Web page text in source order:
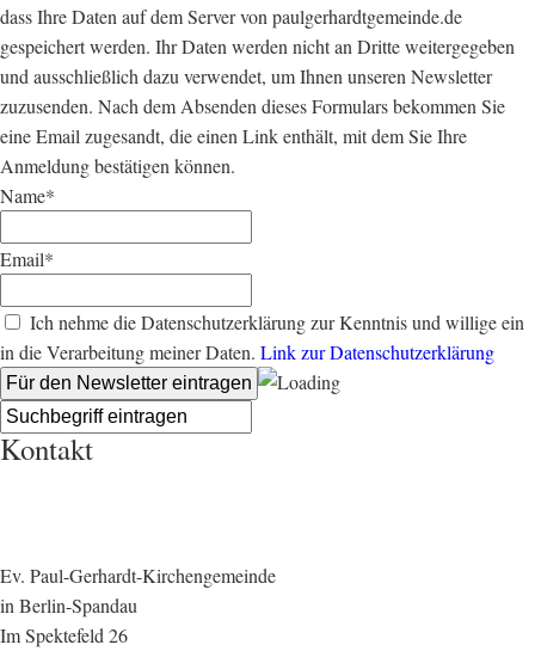
dass Ihre Daten auf dem Server von paulgerhardtgemeinde.de
gespeichert werden. Ihr Daten werden nicht an Dritte weitergegeben
und ausschließlich dazu verwendet, um Ihnen unseren Newsletter
zuzusenden. Nach dem Absenden dieses Formulars bekommen Sie
eine Email zugesandt, die einen Link enthält, mit dem Sie Ihre
Anmeldung bestätigen können.
Name*
Email*
Ich nehme die Datenschutzerklärung zur Kenntnis und willige ein
in die Verarbeitung meiner Daten. Link zur Datenschutzerklärung
Kontakt
Ev. Paul-Gerhardt-Kirchengemeinde
in Berlin-Spandau
Im Spektefeld 26